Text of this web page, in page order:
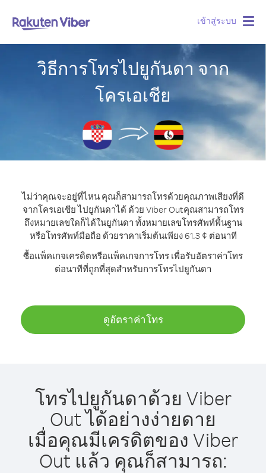
เข้าสู่ระบบ
วิธีการโทรไปยูกันดา จาก
โครเอเชีย
ไม่ว่าคุณจะอยู่ที่ไหน คุณก็สามารถโทรด้วยคุณภาพเสียงที่ดี
จากโครเอเชีย ไปยูกันดาได้ ด้วย Viber Outคุณสามารถโทร
ถึงหมายเลขใดก็ได้ในยูกันดา ทั้งหมายเลขโทรศัพท์พื้นฐาน
หรือโทรศัพท์มือถือ ด้วยราคาเริ่มต้นเพียง 61.3 ¢ ต่อนาที
ซื้อแพ็คเกจเครดิตหรือแพ็คเกจการโทร เพื่อรับอัตราค่าโทร
ต่อนาทีที่ถูกที่สุดสำหรับการโทรไปยูกันดา
ดูอัตราค่าโทร
โทรไปยูกันดาด้วย Viber
Out ได้อย่างง่ายดาย
เมื่อคุณมีเครดิตของ Viber
Out แล้ว คุณก็สามารถ: